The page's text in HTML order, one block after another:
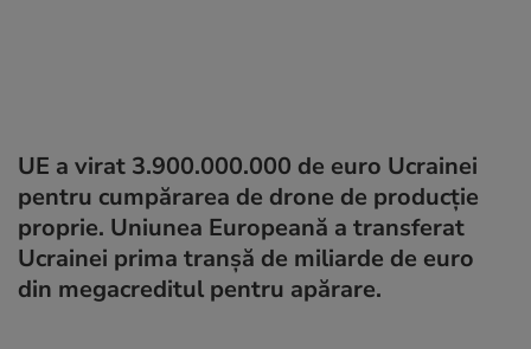
UE a virat 3.900.000.000 de euro Ucrainei
pentru cumpărarea de drone de producție
proprie. Uniunea Europeană a transferat
Ucrainei prima tranșă de miliarde de euro
din megacreditul pentru apărare.